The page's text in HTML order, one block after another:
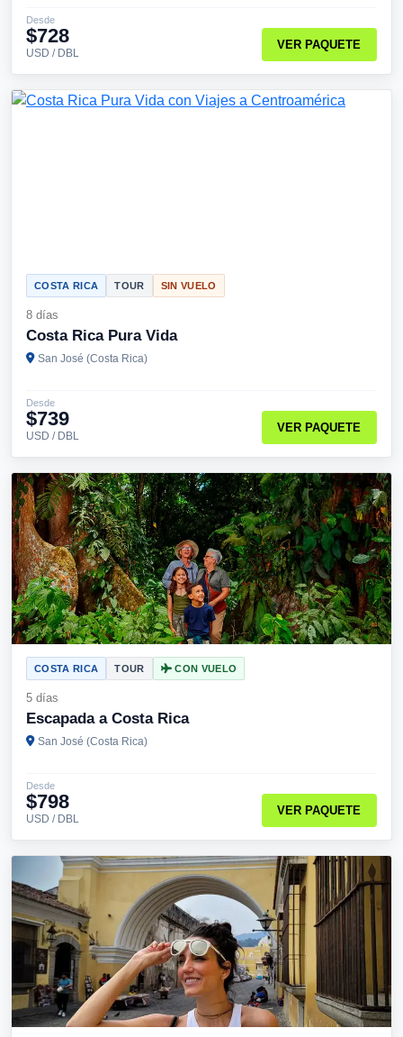
Desde
$728
USD / DBL
VER PAQUETE
COSTA RICA TOUR SIN VUELO
8 días
Costa Rica Pura Vida
San José (Costa Rica)
Desde
$739
USD / DBL
VER PAQUETE
COSTA RICA TOUR CON VUELO
5 días
Escapada a Costa Rica
San José (Costa Rica)
Desde
$798
USD / DBL
VER PAQUETE